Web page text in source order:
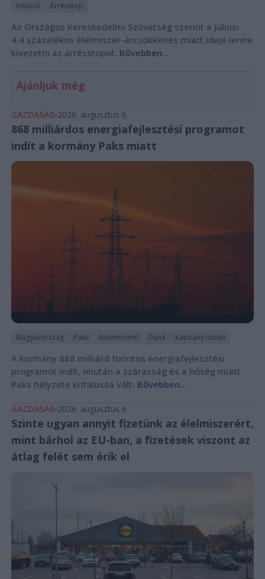
Infláció Árrésstop
Az Országos Kereskedelmi Szövetség szerint a júliusi
4,4 százalékos élelmiszer-árcsökkenés miatt ideje lenne
kivezetni az árrésstopot. Bővebben...
Ajánljuk még
GAZDASÁG 2026. augusztus 6.
868 milliárdos energiafejlesztési programot
indít a kormány Paks miatt
Magyarország Paks Atomerőmű Duna Kapitány István
A kormány 868 milliárd forintos energiafejlesztési
programot indít, miután a szárazság és a hőség miatt
Paks helyzete kritikussá vált. Bővebben...
GAZDASÁG 2026. augusztus 6.
Szinte ugyan annyit fizetünk az élelmiszerért,
mint bárhol az EU-ban, a fizetések viszont az
átlag felét sem érik el